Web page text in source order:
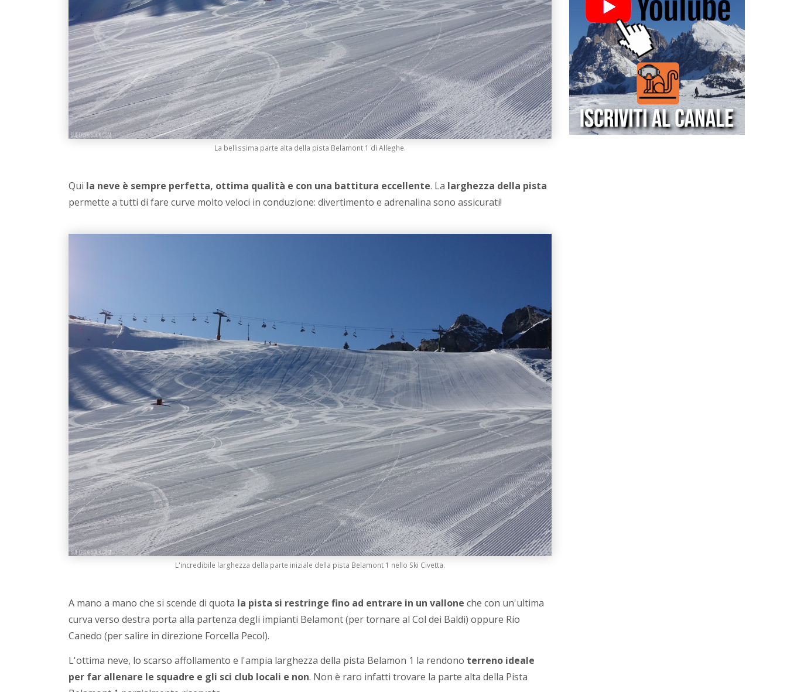
La bellissima parte alta della pista Belamont 1 di Alleghe.
Qui la neve è sempre perfetta, ottima qualità e con una battitura eccellente. La larghezza della pista
permette a tutti di fare curve molto veloci in conduzione: divertimento e adrenalina sono assicurati!
L'incredibile larghezza della parte iniziale della pista Belamont 1 nello Ski Civetta.
A mano a mano che si scende di quota la pista si restringe fino ad entrare in un vallone che con un'ultima
curva verso destra porta alla partenza degli impianti Belamont (per tornare al Col dei Baldi) oppure Rio
Canedo (per salire in direzione Forcella Pecol).
L'ottima neve, lo scarso affollamento e l'ampia larghezza della pista Belamon 1 la rendono terreno ideale
per far allenare le squadre e gli sci club locali e non. Non è raro infatti trovare la parte alta della Pista